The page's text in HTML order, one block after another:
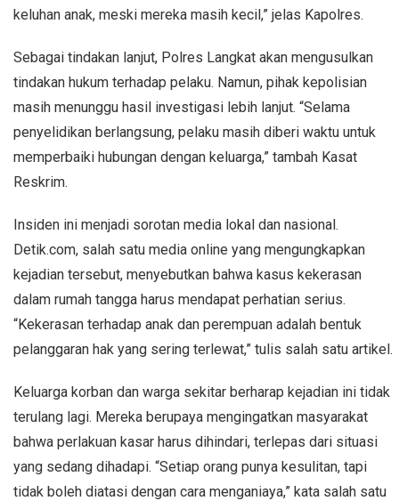
keluhan anak, meski mereka masih kecil,” jelas Kapolres.
Sebagai tindakan lanjut, Polres Langkat akan mengusulkan
tindakan hukum terhadap pelaku. Namun, pihak kepolisian
masih menunggu hasil investigasi lebih lanjut. “Selama
penyelidikan berlangsung, pelaku masih diberi waktu untuk
memperbaiki hubungan dengan keluarga,” tambah Kasat
Reskrim.
Insiden ini menjadi sorotan media lokal dan nasional.
Detik.com, salah satu media online yang mengungkapkan
kejadian tersebut, menyebutkan bahwa kasus kekerasan
dalam rumah tangga harus mendapat perhatian serius.
“Kekerasan terhadap anak dan perempuan adalah bentuk
pelanggaran hak yang sering terlewat,” tulis salah satu artikel.
Keluarga korban dan warga sekitar berharap kejadian ini tidak
terulang lagi. Mereka berupaya mengingatkan masyarakat
bahwa perlakuan kasar harus dihindari, terlepas dari situasi
yang sedang dihadapi. “Setiap orang punya kesulitan, tapi
tidak boleh diatasi dengan cara menganiaya,” kata salah satu